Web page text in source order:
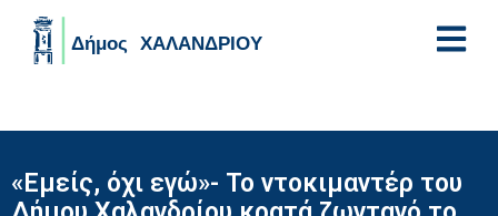
«Εμείς, όχι εγώ»- Το ντοκιμαντέρ του